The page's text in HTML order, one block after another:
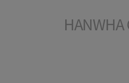
HANWHA